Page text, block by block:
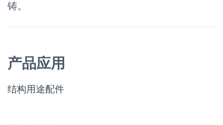
繁體
铸。
产品应用
结构用途配件